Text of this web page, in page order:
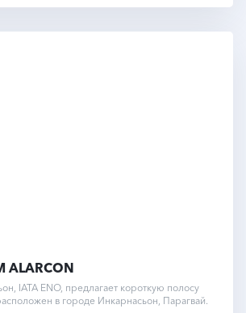
ALARCON
IATA ENO, предлагает короткую полосу
в городе Инкарнасьон, Парагвай.